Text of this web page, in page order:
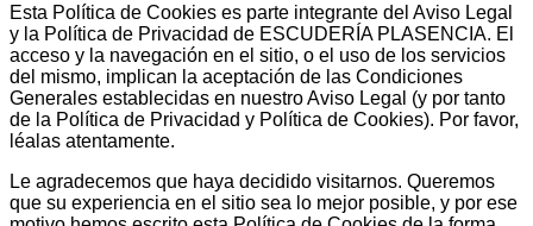
Esta Política de Cookies es parte integrante del Aviso Legal
y la Política de Privacidad de ESCUDERÍA PLASENCIA. El
acceso y la navegación en el sitio, o el uso de los servicios
del mismo, implican la aceptación de las Condiciones
Generales establecidas en nuestro Aviso Legal (y por tanto
de la Política de Privacidad y Política de Cookies). Por favor,
léalas atentamente.
Le agradecemos que haya decidido visitarnos. Queremos
que su experiencia en el sitio sea lo mejor posible, y por ese